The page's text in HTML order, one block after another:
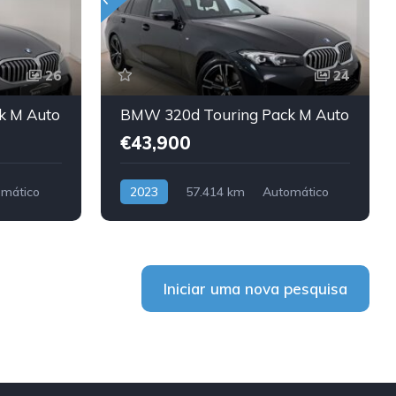
26
M Auto
24
BMW 320d Touring Pack M Auto
€43,900
2023 57.414 km
Automático
Iniciar uma nova pesquisa